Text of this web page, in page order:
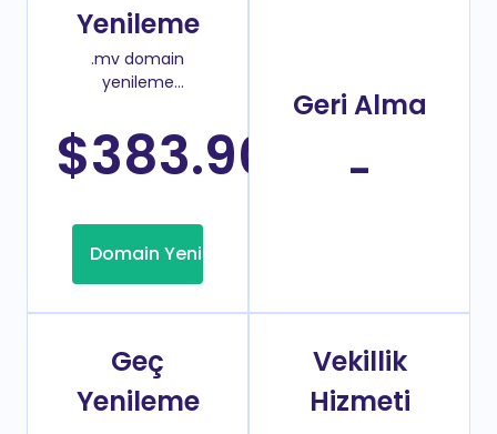
Yenileme
.mv domain
yenileme
$383.90
Domain Yenileme
Geri Alma
-
Geç
Yenileme
Vekillik
Hizmeti